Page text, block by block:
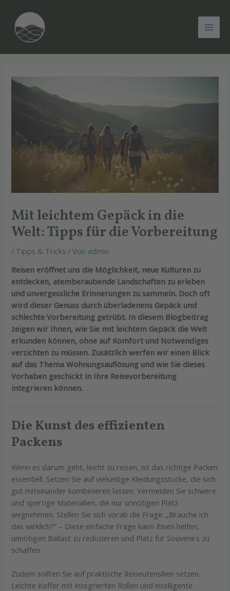
Inhalt
springen
Mit leichtem Gepäck in die
Welt: Tipps für die Vorbereitung
/ Tipps & Tricks / Von admin
Reisen eröffnet uns die Möglichkeit, neue Kulturen zu
entdecken, atemberaubende Landschaften zu erleben
und unvergessliche Erinnerungen zu sammeln. Doch oft
wird dieser Genuss durch überladenens Gepäck und
schlechte Vorbereitung getrübt. In diesem Blogbeitrag
zeigen wir Ihnen, wie Sie mit leichtem Gepäck die Welt
erkunden können, ohne auf Komfort und Notwendiges
verzichten zu müssen. Zusätzlich werfen wir einen Blick
auf das Thema Wohnungsauflösung und wie Sie dieses
Vorhaben geschickt in Ihre Reisevorbereitung
integrieren können.
Die Kunst des effizienten
Packens
Wenn es darum geht, leicht zu reisen, ist das richtige Packen
essentiell. Setzen Sie auf vielseitige Kleidungsstücke, die sich
gut miteinander kombinieren lassen. Vermeiden Sie schwere
und sperrige Materialien, die nur unnötigen Platz
wegnehmen. Stellen Sie sich vorab die Frage: „Brauche ich
das wirklich?“ – Diese einfache Frage kann Ihnen helfen,
unnötigen Ballast zu reduzieren und Platz für Souvenirs zu
schaffen.
Zudem sollten Sie auf praktische Reiseutensilien setzen.
Leichte Koffer mit integrierten Rollen und intelligente
navigation